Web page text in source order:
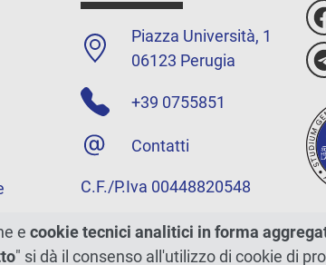
Piazza Università, 1
06123 Perugia
+39 0755851
Contatti
C.F./P.Iva 00448820548
e cookie tecnici analitici in forma
" si dà il consenso all'utilizzo di cookie di